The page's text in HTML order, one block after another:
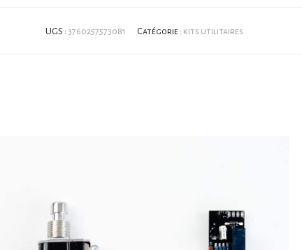
UGS : 3760257573081 Catégorie : kits utilitaires